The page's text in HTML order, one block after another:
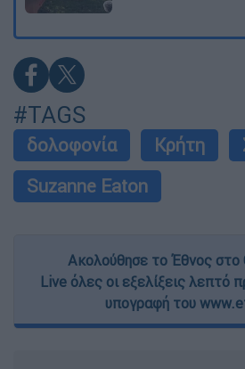
#TAGS
δολοφονία Κρήτη
Suzanne Eaton
Ακολούθησε το Έθνος στο
Live όλες οι εξελίξεις λεπτό
υπογραφή του